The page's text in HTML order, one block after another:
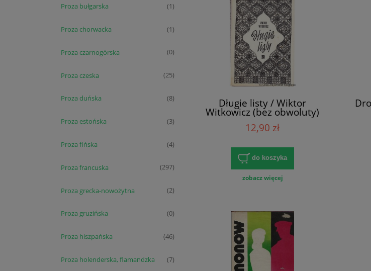
Proza bułgarska (1)
Proza chorwacka (1)
Proza czarnogórska (0)
Proza czeska (25)
Proza duńska (8)
Proza estońska (3)
Proza fińska (4)
Proza francuska (297)
Proza grecka-nowożytna (2)
Proza gruzińska (0)
Proza hiszpańska (46)
Proza holenderska, flamandzka (7)
Długie listy / Wiktor
Witkowicz (bez obwoluty)
12,90 zł
do koszyka
zobacz więcej